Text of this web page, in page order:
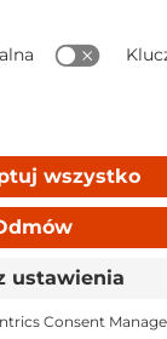
Menu